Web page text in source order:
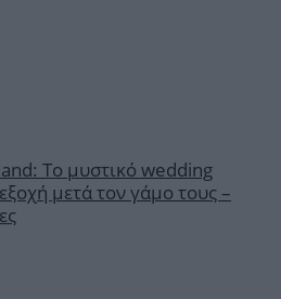
Το μυστικό wedding
μετά τον γάμο τους –